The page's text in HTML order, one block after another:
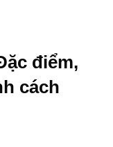
điểm,
cách